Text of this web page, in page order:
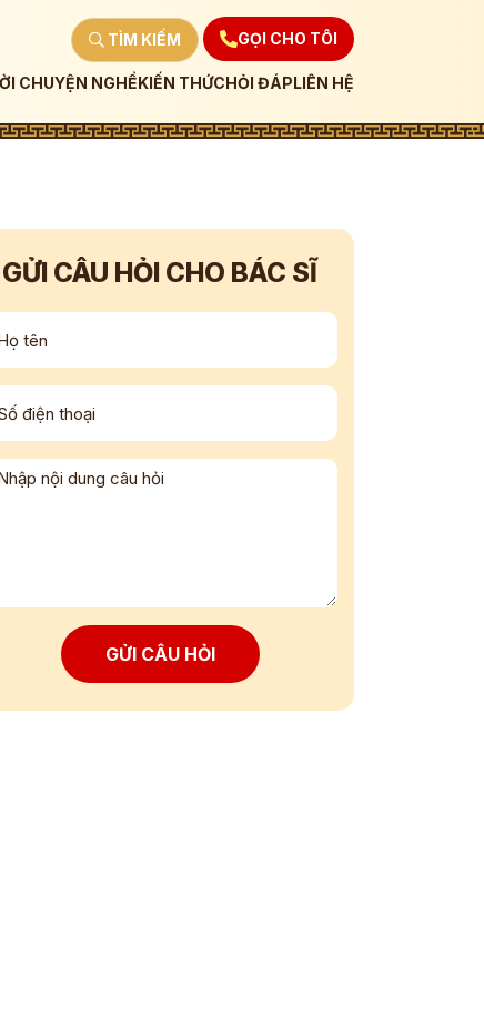
TÌM KIẾM GỌI CHO TÔI
CHUYỆN NGHỀKIẾN THỨCHỎI ĐÁPLIÊN HỆ
GỬI CÂU HỎI CHO BÁC SĨ
GỬI CÂU HỎI